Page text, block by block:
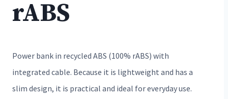
rABS
Power bank in recycled ABS (100% rABS) with
integrated cable. Because it is lightweight and has a
slim design, it is practical and ideal for everyday use.